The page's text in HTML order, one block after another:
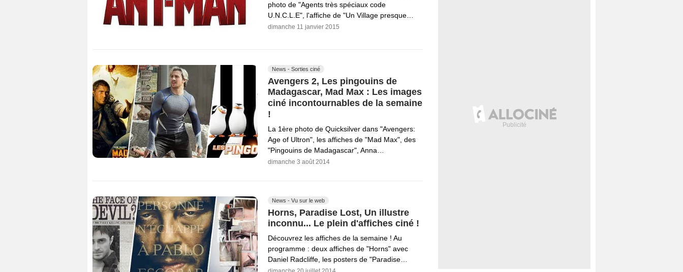
photo de "Agents très spéciaux code
U.N.C.L.E", l'affiche de "Un Village presque…
dimanche 11 janvier 2015
News - Sorties ciné
Avengers 2, Les pingouins de
Madagascar, Mad Max : Les images
ciné incontournables de la semaine
!
La 1ère photo de Quicksilver dans "Avengers:
Age of Ultron", les affiches de "Mad Max", des
"Pingouins de Madagascar", Anna…
dimanche 3 août 2014
News - Vu sur le web
Horns, Paradise Lost, Un illustre
inconnu... Le plein d'affiches ciné !
Découvrez les affiches de la semaine ! Au
programme : deux affiches de "Horns" avec
Daniel Radcliffe, les posters de "Paradise…